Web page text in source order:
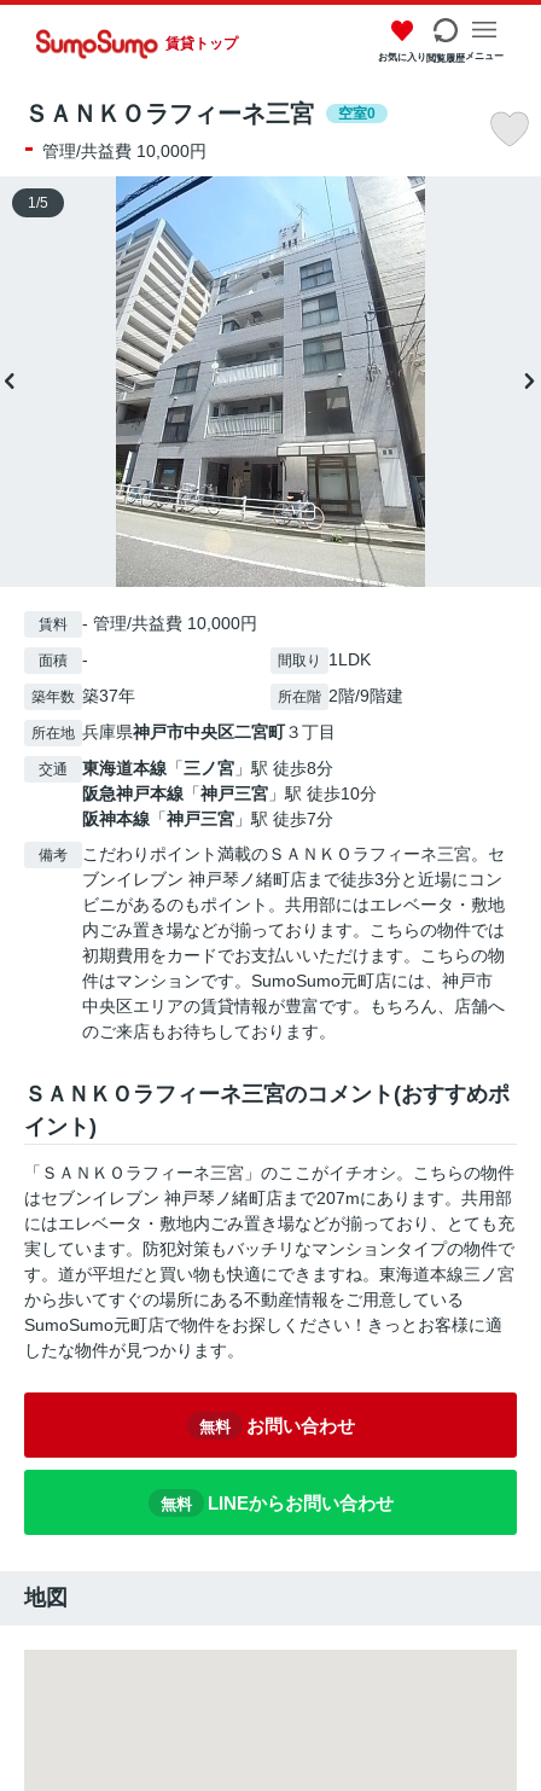
賃貸トップ
お気に入り閲覧履歴メニュー
ＳＡＮＫＯラフィーネ三宮 空室0
- 管理/共益費 10,000円
1 /5
賃料 - 管理/共益費 10,000円
面積 - 間取り 1LDK
築年数 築37年 所在階 2階/9階建
所在地 兵庫県神戸市中央区二宮町３丁目
交通 東海道本線 「三ノ宮 」駅 徒歩8分
阪急神戸本線 「神戸三宮 」駅 徒歩10分
阪神本線 「神戸三宮 」駅 徒歩7分
備考
こだわりポイント満載のＳＡＮＫＯラフィーネ三宮。セ
ブンイレブン 神戸琴ノ緒町店まで徒歩3分と近場にコン
ビニがあるのもポイント。共用部にはエレベータ・敷地
内ごみ置き場などが揃っております。こちらの物件では
初期費用をカードでお支払いいただけます。こちらの物
件はマンションです。SumoSumo元町店には、神戸市
中央区エリアの賃貸情報が豊富です。もちろん、店舗へ
のご来店もお待ちしております。
ＳＡＮＫＯラフィーネ三宮のコメント(おすすめポ
イント)
「ＳＡＮＫＯラフィーネ三宮」のここがイチオシ。こちらの物件
はセブンイレブン 神戸琴ノ緒町店まで207mにあります。共用部
にはエレベータ・敷地内ごみ置き場などが揃っており、とても充
実しています。防犯対策もバッチリなマンションタイプの物件で
す。道が平坦だと買い物も快適にできますね。東海道本線三ノ宮
から歩いてすぐの場所にある不動産情報をご用意している
SumoSumo元町店で物件をお探しください！きっとお客様に適
したな物件が見つかります。
無料 お問い合わせ
無料 LINEからお問い合わせ
地図